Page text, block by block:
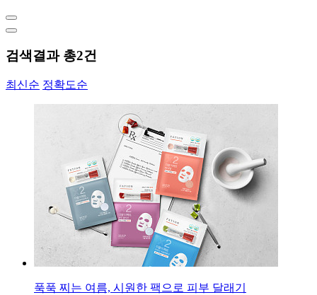
검색결과 총2건
최신순 정확도순
푹푹 찌는 여름, 시원한 팩으로 피부 달래기